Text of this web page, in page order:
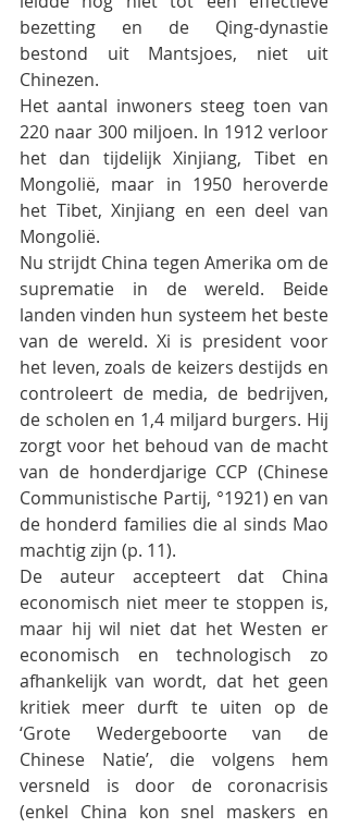
bezetting en de Qing-dynastie
bestond uit Mantsjoes, niet uit
Chinezen.
Het aantal inwoners steeg toen van
220 naar 300 miljoen. In 1912 verloor
het dan tijdelijk Xinjiang, Tibet en
Mongolië, maar in 1950 heroverde
het Tibet, Xinjiang en een deel van
Mongolië.
Nu strijdt China tegen Amerika om de
suprematie in de wereld. Beide
landen vinden hun systeem het beste
van de wereld. Xi is president voor
het leven, zoals de keizers destijds en
controleert de media, de bedrijven,
de scholen en 1,4 miljard burgers. Hij
zorgt voor het behoud van de macht
van de honderdjarige CCP (Chinese
Communistische Partij, °1921) en van
de honderd families die al sinds Mao
machtig zijn (p. 11).
De auteur accepteert dat China
economisch niet meer te stoppen is,
maar hij wil niet dat het Westen er
economisch en technologisch zo
afhankelijk van wordt, dat het geen
kritiek meer durft te uiten op de
‘Grote Wedergeboorte van de
Chinese Natie’, die volgens hem
versneld is door de coronacrisis
(enkel China kon snel maskers en